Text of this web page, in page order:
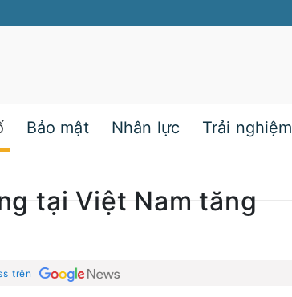
Bảo mật Nhân lực Trải nghiệm
tại Việt Nam tăng
trên